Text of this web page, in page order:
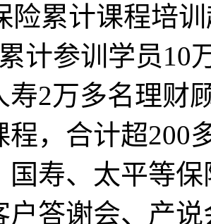
险累计课程培
计参训学员
寿2万多名理财
程，合计超
国寿、太平等
户答谢会、产